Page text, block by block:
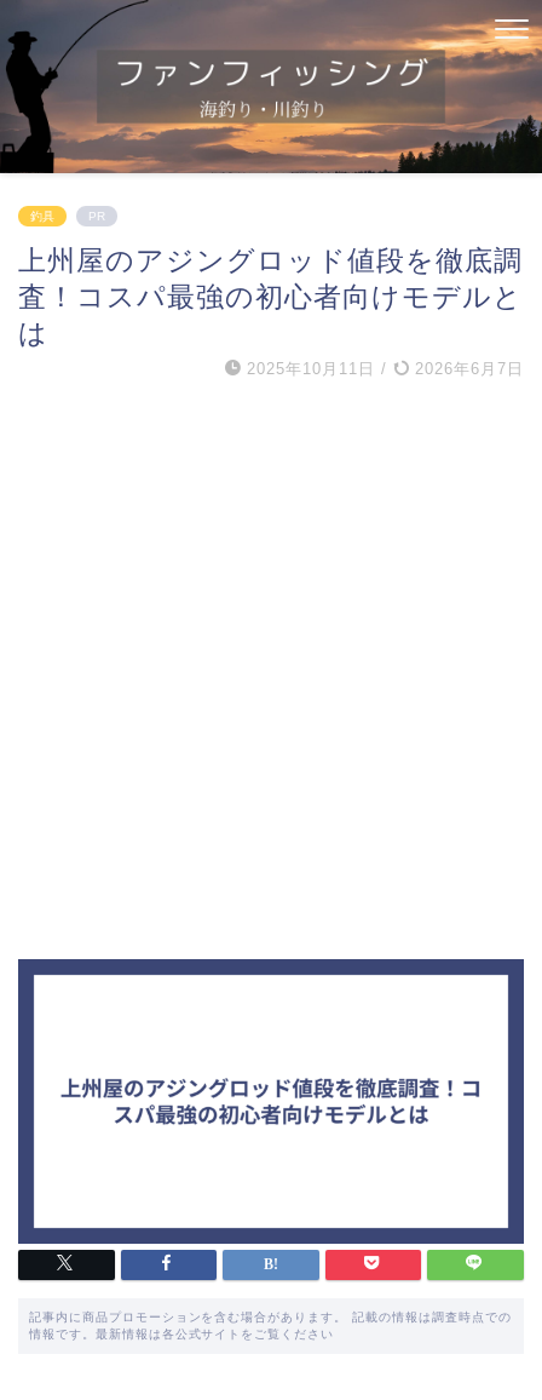
釣具 PR
上州屋のアジングロッド値段を徹底調
査！コスパ最強の初心者向けモデルと
は
2025年10月11日 / 2026年6月7日
記事内に商品プロモーションを含む場合があります。 記載の情報は調査時点での
情報です。最新情報は各公式サイトをご覧ください